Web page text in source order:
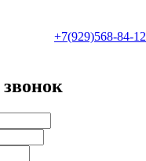
+7(929)568-84-12